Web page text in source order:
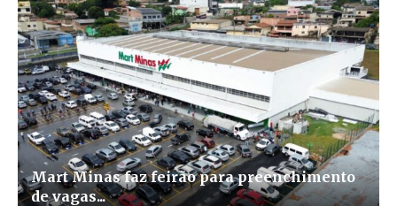
Mart Minas faz feirão para preenchimento
de vagas...